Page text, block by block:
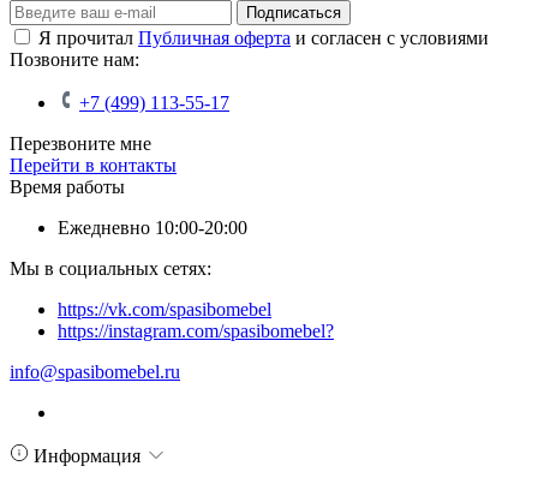
Подписаться
Я прочитал Публичная оферта и согласен с условиями
Позвоните нам:
+7 (499) 113-55-17
Перезвоните мне
Перейти в контакты
Время работы
Ежедневно 10:00-20:00
Мы в социальных сетях:
https://vk.com/spasibomebel
https://instagram.com/spasibomebel?
info@spasibomebel.ru
Информация